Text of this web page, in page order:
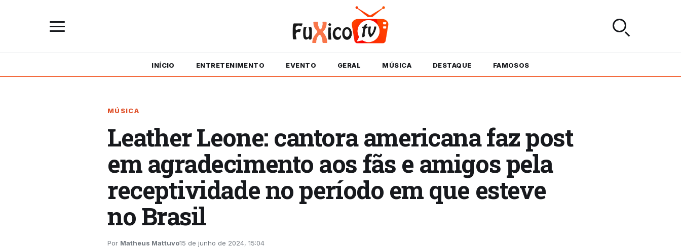
INÍCIO ENTRETENIMENTO EVENTO GERAL MÚSICA DESTAQUE FAMOSOS
MÚSICA
Leather Leone: cantora americana faz post
em agradecimento aos fãs e amigos pela
receptividade no período em que esteve
no Brasil
Por Matheus Mattuvo15 de junho de 2024, 15:04